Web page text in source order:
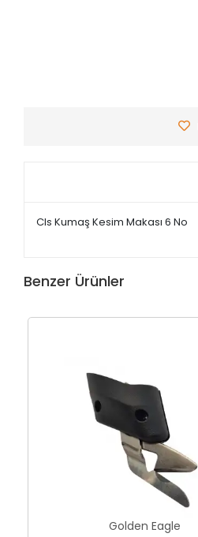
Cls Kumaş Kesim Makası 6 No
Benzer Ürünler
Golden Eagle